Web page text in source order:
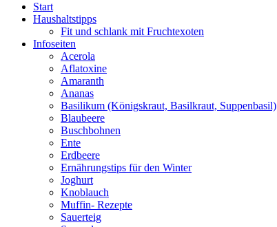
Start
Haushaltstipps
Fit und schlank mit Fruchtexoten
Infoseiten
Acerola
Aflatoxine
Amaranth
Ananas
Basilikum (Königskraut, Basilkraut, Suppenbasil)
Blaubeere
Buschbohnen
Ente
Erdbeere
Ernährungstips für den Winter
Joghurt
Knoblauch
Muffin- Rezepte
Sauerteig